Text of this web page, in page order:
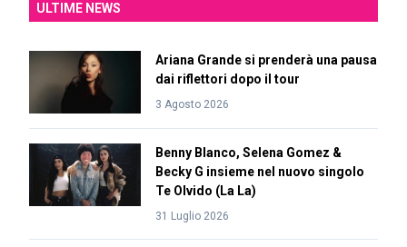
ULTIME NEWS
Ariana Grande si prenderà una pausa
dai riflettori dopo il tour
3 Agosto 2026
Benny Blanco, Selena Gomez &
Becky G insieme nel nuovo singolo
Te Olvido (La La)
31 Luglio 2026